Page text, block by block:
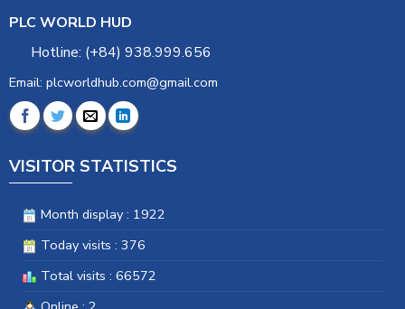
PLC WORLD HUD
Hotline: (+84) 938.999.656
Email: plcworldhub.com@gmail.com
VISITOR STATISTICS
Month display : 1922
Today visits : 376
Total visits : 66572